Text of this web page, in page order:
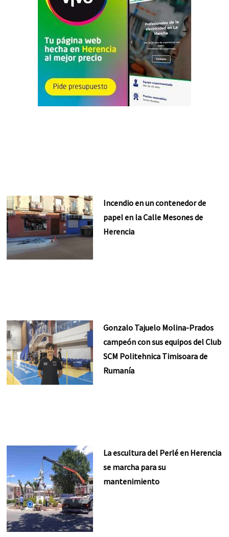
Incendio en un contenedor de
papel en la Calle Mesones de
Herencia
Gonzalo Tajuelo Molina-Prados
campeón con sus equipos del Club
SCM Politehnica Timisoara de
Rumanía
La escultura del Perlé en Herencia
se marcha para su
mantenimiento